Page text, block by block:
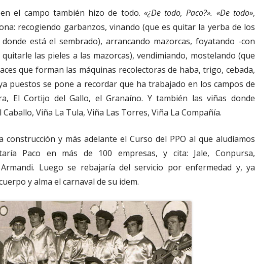
el campo también hizo de todo. «¿De todo, Paco?». «De todo»,
recogiendo garbanzos, vinando (que es quitar la yerba de los
está el sembrado), arrancando mazorcas, foyatando -con
las pieles a las mazorcas), vendimiando, mostelando (que
que forman las máquinas recolectoras de haba, trigo, cebada,
puestos se pone a recordar que ha trabajado en los campos de
El Cortijo del Gallo, el Granaíno. Y también las viñas donde
Caballo, Viña La Tula, Viña Las Torres, Viña La Compañía.
construcción y más adelante el Curso del PPO al que aludíamos
Paco en más de 100 empresas, y cita: Jale, Conpursa,
Armandi. Luego se rebajaría del servicio por enfermedad y, ya
y alma el carnaval de su idem.